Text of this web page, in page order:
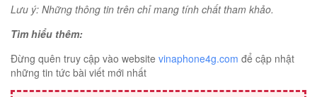
Lưu ý: Những thông tin trên chỉ mang tính chất tham khảo.
Tìm hiểu thêm:
Đừng quên truy cập vào website vinaphone4g.com để cập nhật
những tin tức bài viết mới nhất